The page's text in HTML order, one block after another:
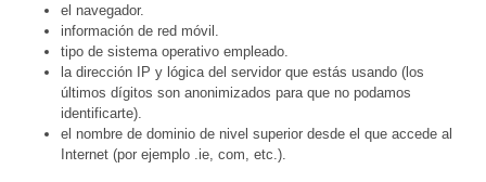
el navegador.
información de red móvil.
tipo de sistema operativo empleado.
la dirección IP y lógica del servidor que estás usando (los
últimos dígitos son anonimizados para que no podamos
identificarte).
el nombre de dominio de nivel superior desde el que accede al
Internet (por ejemplo .ie, com, etc.).